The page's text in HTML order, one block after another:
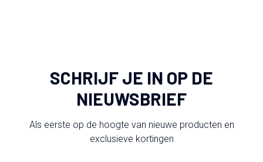
SCHRIJF JE IN OP DE
NIEUWSBRIEF
Als eerste op de hoogte van nieuwe producten en
exclusieve kortingen